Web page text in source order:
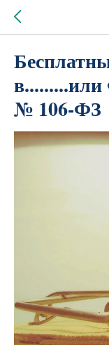
№ 106-ФЗ